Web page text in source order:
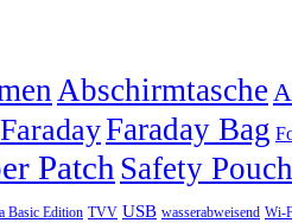
Abschirmtasche
FaradayFaraday Bag
Patch Safety Pouch
Basic Edition TVV USB wasserabweisend Wi-